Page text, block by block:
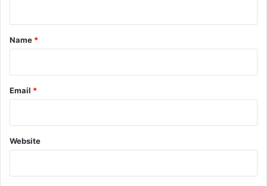
*
Name *
Email *
Website